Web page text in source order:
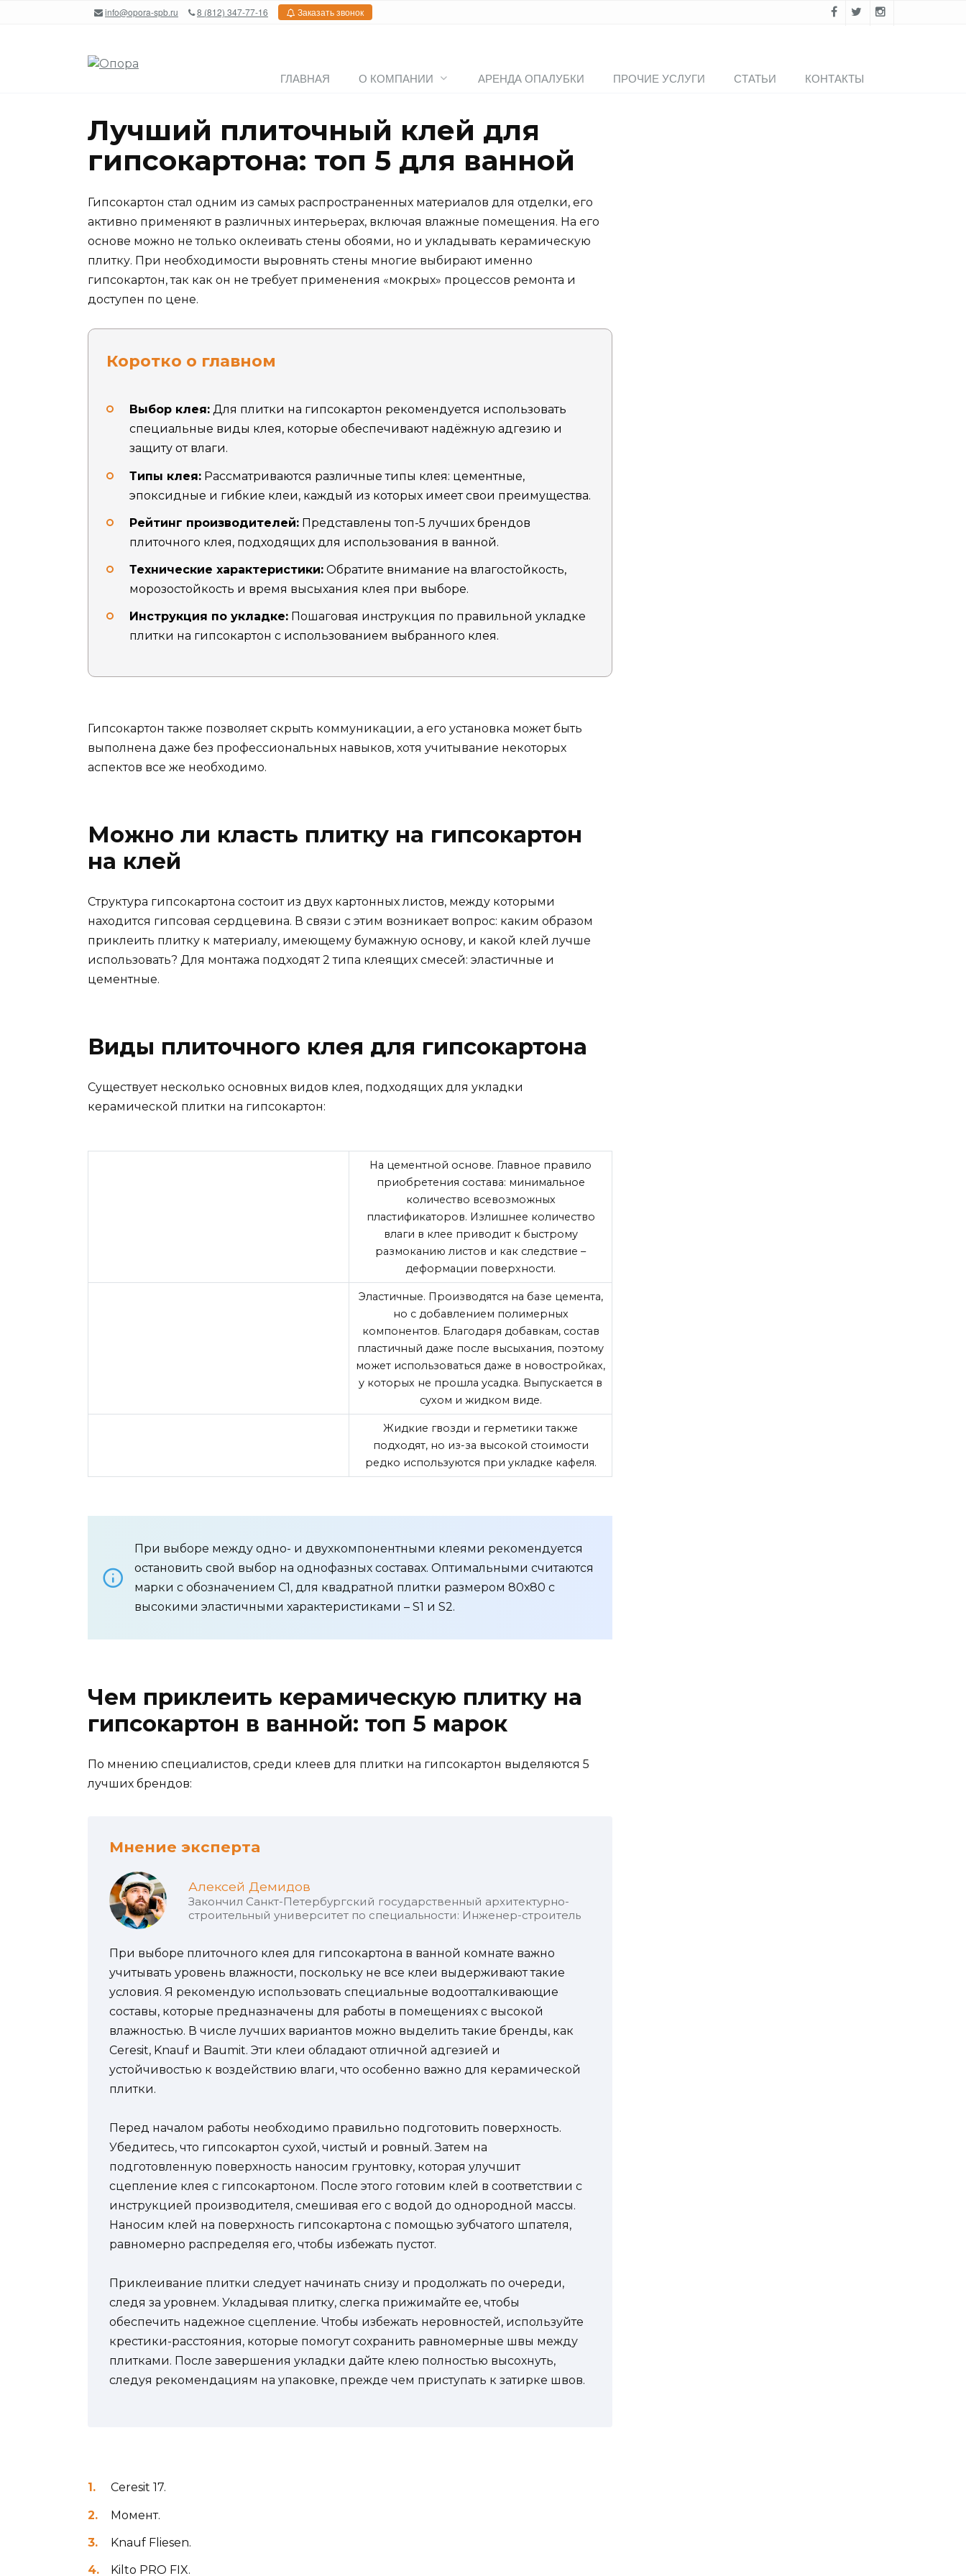
info@opora-spb.ru 8 (812) 347-77-16 Заказать звонок
ГЛАВНАЯ О КОМПАНИИ АРЕНДА ОПАЛУБКИ ПРОЧИЕ УСЛУГИ СТАТЬИ КОНТАКТЫ
Лучший плиточный клей для
гипсокартона: топ 5 для ванной
Гипсокартон стал одним из самых распространенных материалов для отделки, его
активно применяют в различных интерьерах, включая влажные помещения. На его
основе можно не только оклеивать стены обоями, но и укладывать керамическую
плитку. При необходимости выровнять стены многие выбирают именно
гипсокартон, так как он не требует применения «мокрых» процессов ремонта и
доступен по цене.
Коротко о главном
Выбор клея: Для плитки на гипсокартон рекомендуется использовать
специальные виды клея, которые обеспечивают надёжную адгезию и
защиту от влаги.
Типы клея: Рассматриваются различные типы клея: цементные,
эпоксидные и гибкие клеи, каждый из которых имеет свои преимущества.
Рейтинг производителей: Представлены топ-5 лучших брендов
плиточного клея, подходящих для использования в ванной.
Технические характеристики: Обратите внимание на влагостойкость,
морозостойкость и время высыхания клея при выборе.
Инструкция по укладке: Пошаговая инструкция по правильной укладке
плитки на гипсокартон с использованием выбранного клея.
Гипсокартон также позволяет скрыть коммуникации, а его установка может быть
выполнена даже без профессиональных навыков, хотя учитывание некоторых
аспектов все же необходимо.
Можно ли класть плитку на гипсокартон
на клей
Структура гипсокартона состоит из двух картонных листов, между которыми
находится гипсовая сердцевина. В связи с этим возникает вопрос: каким образом
приклеить плитку к материалу, имеющему бумажную основу, и какой клей лучше
использовать? Для монтажа подходят 2 типа клеящих смесей: эластичные и
цементные.
Виды плиточного клея для гипсокартона
Существует несколько основных видов клея, подходящих для укладки
керамической плитки на гипсокартон:
На цементной основе. Главное правило
приобретения состава: минимальное
количество всевозможных
пластификаторов. Излишнее количество
влаги в клее приводит к быстрому
размоканию листов и как следствие –
деформации поверхности.
Эластичные. Производятся на базе цемента,
но с добавлением полимерных
компонентов. Благодаря добавкам, состав
пластичный даже после высыхания, поэтому
может использоваться даже в новостройках,
у которых не прошла усадка. Выпускается в
сухом и жидком виде.
Жидкие гвозди и герметики также
подходят, но из-за высокой стоимости
редко используются при укладке кафеля.
При выборе между одно- и двухкомпонентными клеями рекомендуется
остановить свой выбор на однофазных составах. Оптимальными считаются
марки с обозначением C1, для квадратной плитки размером 80х80 с
высокими эластичными характеристиками – S1 и S2.
Чем приклеить керамическую плитку на
гипсокартон в ванной: топ 5 марок
По мнению специалистов, среди клеев для плитки на гипсокартон выделяются 5
лучших брендов:
Мнение эксперта
Алексей Демидов
Закончил Санкт-Петербургский государственный архитектурно-
строительный университет по специальности: Инженер-строитель
При выборе плиточного клея для гипсокартона в ванной комнате важно
учитывать уровень влажности, поскольку не все клеи выдерживают такие
условия. Я рекомендую использовать специальные водоотталкивающие
составы, которые предназначены для работы в помещениях с высокой
влажностью. В числе лучших вариантов можно выделить такие бренды, как
Ceresit, Knauf и Baumit. Эти клеи обладают отличной адгезией и
устойчивостью к воздействию влаги, что особенно важно для керамической
плитки.
Перед началом работы необходимо правильно подготовить поверхность.
Убедитесь, что гипсокартон сухой, чистый и ровный. Затем на
подготовленную поверхность наносим грунтовку, которая улучшит
сцепление клея с гипсокартоном. После этого готовим клей в соответствии с
инструкцией производителя, смешивая его с водой до однородной массы.
Наносим клей на поверхность гипсокартона с помощью зубчатого шпателя,
равномерно распределяя его, чтобы избежать пустот.
Приклеивание плитки следует начинать снизу и продолжать по очереди,
следя за уровнем. Укладывая плитку, слегка прижимайте ее, чтобы
обеспечить надежное сцепление. Чтобы избежать неровностей, используйте
крестики-расстояния, которые помогут сохранить равномерные швы между
плитками. После завершения укладки дайте клею полностью высохнуть,
следуя рекомендациям на упаковке, прежде чем приступать к затирке швов.
Ceresit 17.
Момент.
Knauf Fliesen.
Kilto PRO FIX.